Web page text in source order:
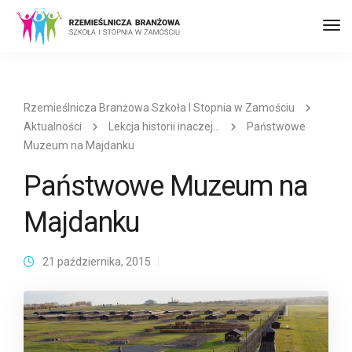
Rzemieślnicza Branżowa Szkoła I Stopnia w Zamościu
Aktualności
Lekcja historii inaczej…
Państwowe
Muzeum na Majdanku
Państwowe Muzeum na
Majdanku
21 października, 2015